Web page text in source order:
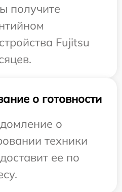
получите
Fujitsu
о готовности
о
техники
ее по